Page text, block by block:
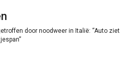
door noodweer in Italië: “Auto ziet